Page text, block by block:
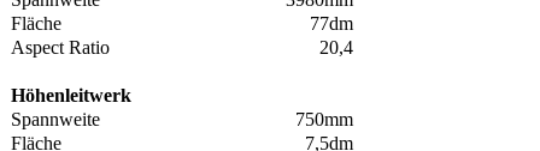
Fläche
77dm
Aspect Ratio
20,4
Höhenleitwerk
Spannweite
750mm
Fläche
7,5dm